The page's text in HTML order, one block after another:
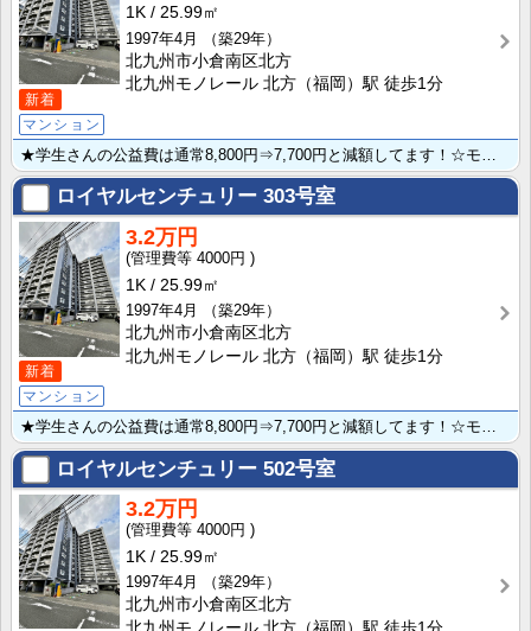
新着
マンション
1K
25.99㎡
1997年4月
（築29年）
北九州市小倉南区北方
北九州モノレール 北方（福岡）駅 徒歩1分
ロイヤルセンチュリー 303号室
新着
マンション
3.2万円
4000円
1K
25.99㎡
1997年4月
（築29年）
北九州市小倉南区北方
北九州モノレール 北方（福岡）駅 徒歩1分
ロイヤルセンチュリー 502号室
3.2万円
4000円
1K
25.99㎡
1997年4月
（築29年）
北九州市小倉南区北方